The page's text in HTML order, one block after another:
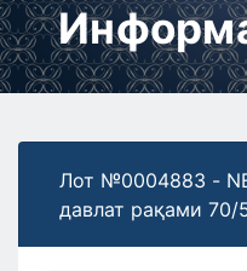
Лот №0004883 - NEXIA ГБАСНГ
давлат рақами 70/